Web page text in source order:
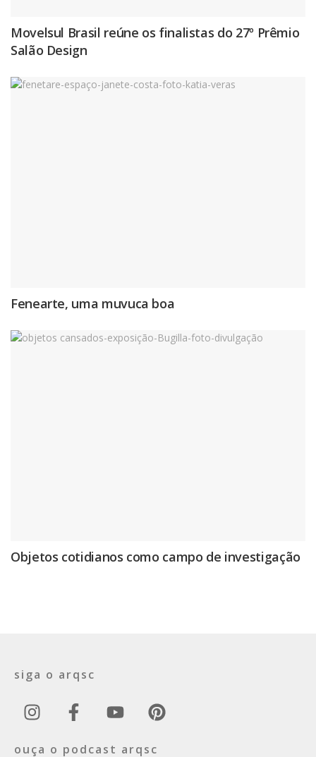
Movelsul Brasil reúne os finalistas do 27º Prêmio
Salão Design
Fenearte, uma muvuca boa
Objetos cotidianos como campo de investigação
siga o arqsc
ouça o podcast arqsc